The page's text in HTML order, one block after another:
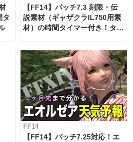
タ
【FF14】パッチ7.3 刻限・伝
説素材（ギャザクラIL750用素
材）の時間タイマー付き！タイ
FF14
【FF14】パッチ7.25対応！エ